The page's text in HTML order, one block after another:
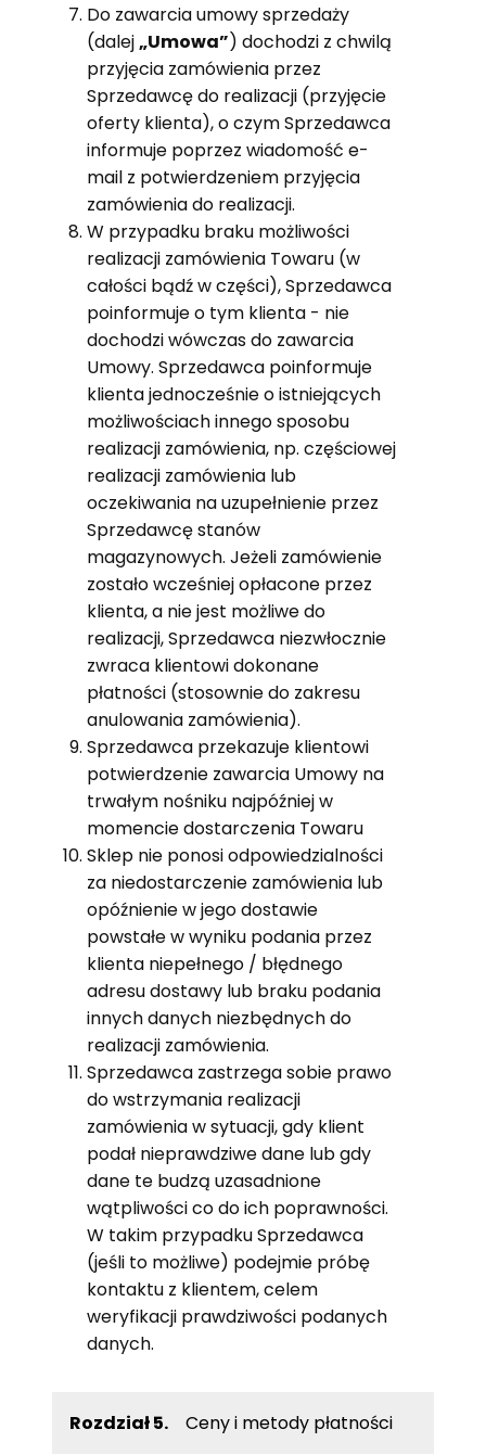
Do zawarcia umowy sprzedaży
(dalej„Umowa”) dochodzi z chwilą
przyjęcia zamówienia przez
Sprzedawcę do realizacji (przyjęcie
oferty klienta), o czym Sprzedawca
informuje poprzez wiadomość e-
mail z potwierdzeniem przyjęcia
zamówienia do realizacji.
W przypadku braku możliwości
realizacji zamówienia Towaru (w
całości bądź w części), Sprzedawca
poinformuje o tym klienta - nie
dochodzi wówczas do zawarcia
Umowy. Sprzedawca poinformuje
klienta jednocześnie o istniejących
możliwościach innego sposobu
realizacji zamówienia, np. częściowej
realizacji zamówienia lub
oczekiwania na uzupełnienie przez
Sprzedawcę stanów
magazynowych. Jeżeli zamówienie
zostało wcześniej opłacone przez
klienta, a nie jest możliwe do
realizacji, Sprzedawca niezwłocznie
zwraca klientowi dokonane
płatności (stosownie do zakresu
anulowania zamówienia).
Sprzedawca przekazuje klientowi
potwierdzenie zawarcia Umowy na
trwałym nośniku najpóźniej w
momencie dostarczenia Towaru
Sklep nie ponosi odpowiedzialności
za niedostarczenie zamówienia lub
opóźnienie w jego dostawie
powstałe w wyniku podania przez
klienta niepełnego / błędnego
adresu dostawy lub braku podania
innych danych niezbędnych do
realizacji zamówienia.
Sprzedawca zastrzega sobie prawo
do wstrzymania realizacji
zamówienia w sytuacji, gdy klient
podał nieprawdziwe dane lub gdy
dane te budzą uzasadnione
wątpliwości co do ich poprawności.
W takim przypadku Sprzedawca
(jeśli to możliwe) podejmie próbę
kontaktu z klientem, celem
weryfikacji prawdziwości podanych
danych.
Rozdział 5. Ceny i metody płatności